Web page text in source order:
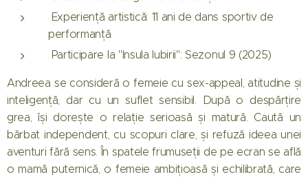
Experiență artistică: 11 ani de dans sportiv de
performanță
Participare la "Insula Iubirii": Sezonul 9 (2025)
Andreea se consideră o femeie cu sex-appeal, atitudine și
inteligență, dar cu un suflet sensibil. După o despărțire
grea, își dorește o relație serioasă și matură. Caută un
bărbat independent, cu scopuri clare, și refuză ideea unei
aventuri fără sens. În spatele frumuseții de pe ecran se află
o mamă puternică, o femeie ambițioasă și echilibrată, care